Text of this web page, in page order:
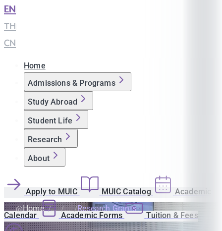
EN
TH
CN
Home
Admissions & Programs
Study Abroad
Student Life
Research
About
Apply to MUIC MUIC Catalog Academic
Calendar Academic Forms Tuition & Fees
Home Research Grants